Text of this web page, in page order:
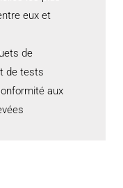
eux et
de
de tests
aux